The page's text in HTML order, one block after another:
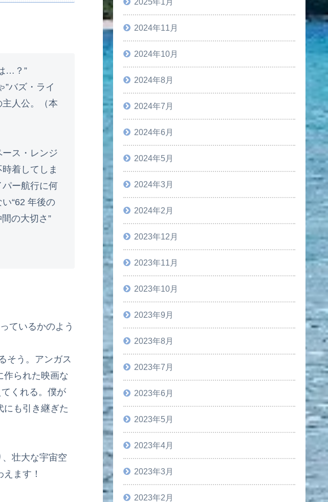
…？”
”バズ・ライ
人公。（本
ス・レンジ
着してしま
ー航行に何
“62 年後の
の大切さ”
ているかのよう
そう。アンガス
作られた映画な
くれる。僕が
にも引き継ぎた
壮大な宇宙空
ます！
2024年11月
2024年10月
2024年8月
2024年7月
2024年6月
2024年5月
2024年3月
2024年2月
2023年12月
2023年11月
2023年10月
2023年9月
2023年8月
2023年7月
2023年6月
2023年5月
2023年4月
2023年3月
2023年2月